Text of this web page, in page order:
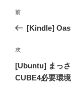
投
ビ
ゲ
ー
過
去
投
稿
前
[Kindle]
次
の
投
次
[Ubuntu] まっ
CUBE4必要環